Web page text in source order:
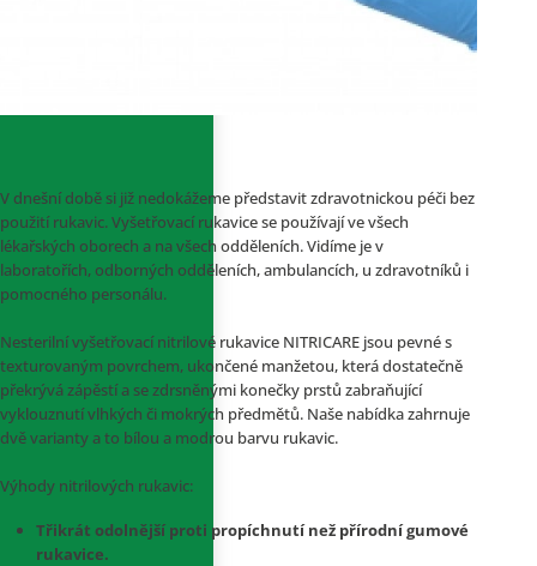
V dnešní době si již nedokážeme představit zdravotnickou péči bez
použití rukavic. Vyšetřovací rukavice se používají ve všech
lékařských oborech a na všech odděleních. Vidíme je v
laboratořích, odborných odděleních, ambulancích, u zdravotníků i
pomocného personálu.
Nesterilní vyšetřovací nitrilové rukavice NITRICARE jsou pevné s
texturovaným povrchem, ukončené manžetou, která dostatečně
překrývá zápěstí a se zdrsněnými konečky prstů zabraňující
vyklouznutí vlhkých či mokrých předmětů. Naše nabídka zahrnuje
dvě varianty a to bílou a modrou barvu rukavic.
Výhody nitrilových rukavic:
Třikrát odolnější proti propíchnutí než přírodní gumové
rukavice.